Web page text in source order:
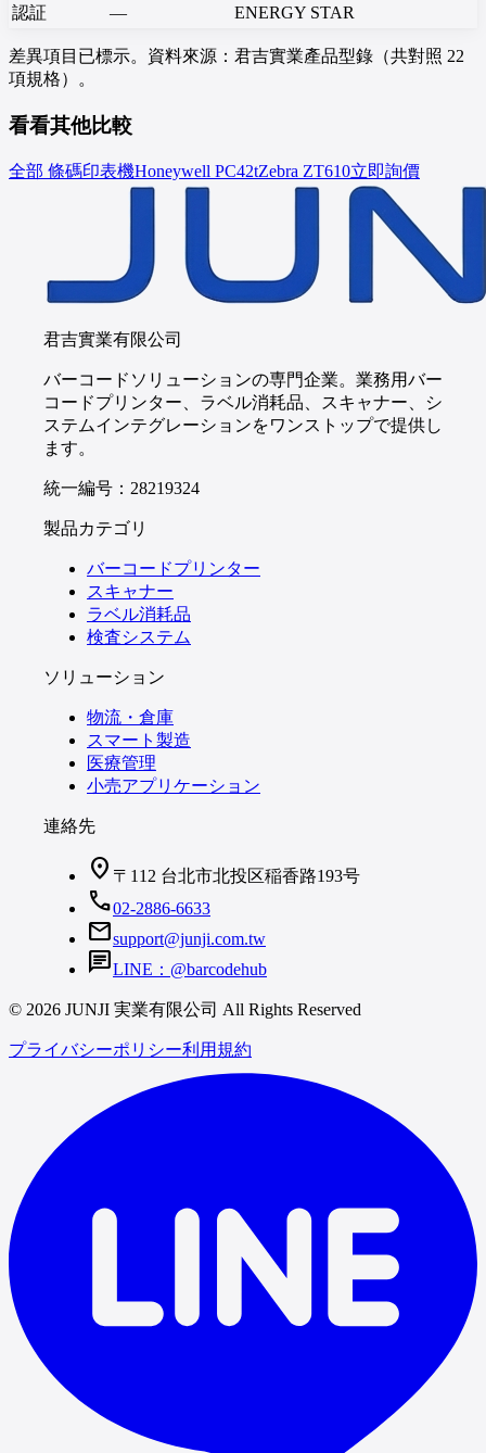
認証 — ENERGY STAR
差異項目已標示。資料來源：君吉實業產品型錄（共對照 22
項規格）。
看看其他比較
全部 條碼印表機Honeywell PC42tZebra ZT610立即詢價
君吉實業有限公司
バーコードソリューションの専門企業。業務用バー
コードプリンター、ラベル消耗品、スキャナー、シ
ステムインテグレーションをワンストップで提供し
ます。
統一編号：28219324
製品カテゴリ
バーコードプリンター
スキャナー
ラベル消耗品
検査システム
ソリューション
物流・倉庫
スマート製造
医療管理
小売アプリケーション
連絡先
location_on 〒112 台北市北投区稲香路193号
call02-2886-6633
mailsupport@junji.com.tw
chatLINE：@barcodehub
© 2026 JUNJI 実業有限公司 All Rights Reserved
プライバシーポリシー利用規約